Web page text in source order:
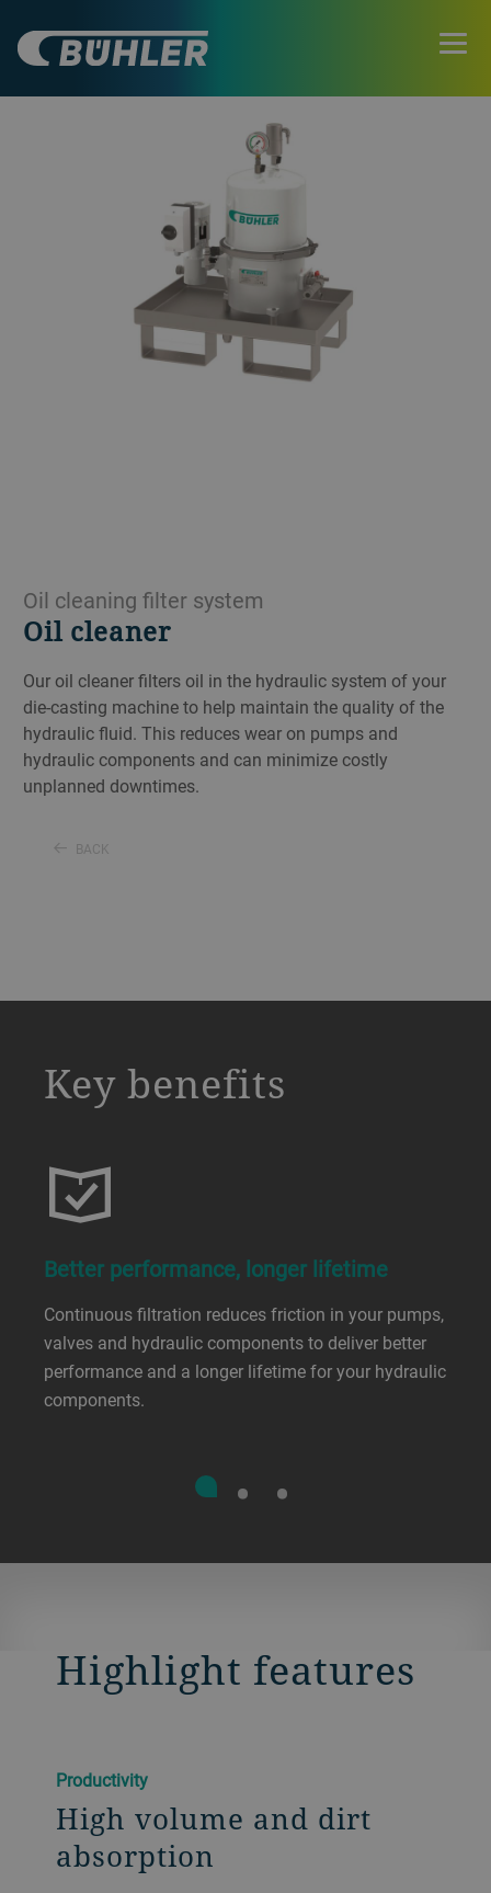
Oil cleaning filter system
Oil cleaner
Our oil cleaner filters oil in the hydraulic system of your
die-casting machine to help maintain the quality of the
hydraulic fluid. This reduces wear on pumps and
hydraulic components and can minimize costly
unplanned downtimes.
BACK
Key benefits
Better performance, longer lifetime
Continuous filtration reduces friction in your pumps,
valves and hydraulic components to deliver better
performance and a longer lifetime for your hydraulic
components.
Highlight features
Productivity
High volume and dirt
absorption